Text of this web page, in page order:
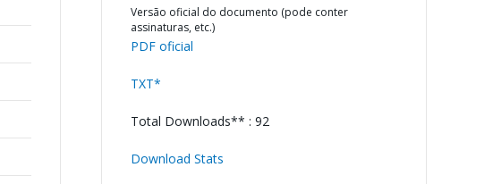
Versão oficial do documento (pode conter
assinaturas, etc.)
PDF oficial
TXT*
Total Downloads** : 92
Download Stats